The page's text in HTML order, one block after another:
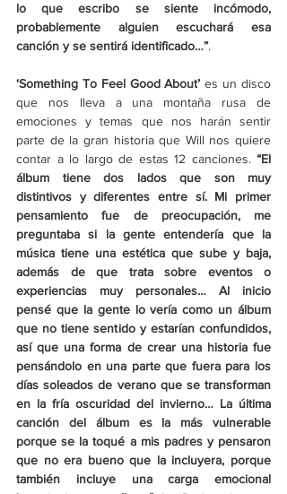
lo que escribo se siente incómodo,
probablemente alguien escuchará esa
canción y se sentirá identificado…”.
‘Something To Feel Good About’ es un disco
que nos lleva a una montaña rusa de
emociones y temas que nos harán sentir
parte de la gran historia que Will nos quiere
contar a lo largo de estas 12 canciones. “El
álbum tiene dos lados que son muy
distintivos y diferentes entre sí. Mi primer
pensamiento fue de preocupación, me
preguntaba si la gente entendería que la
música tiene una estética que sube y baja,
además de que trata sobre eventos o
experiencias muy personales… Al inicio
pensé que la gente lo vería como un álbum
que no tiene sentido y estarían confundidos,
así que una forma de crear una historia fue
pensándolo en una parte que fuera para los
días soleados de verano que se transforman
en la fría oscuridad del invierno… La última
canción del álbum es la más vulnerable
porque se la toqué a mis padres y pensaron
que no era bueno que la incluyera, porque
también incluye una carga emocional